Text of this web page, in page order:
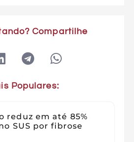
Compartilhe
Populares:
reduz em até 85%
SUS por fibrose